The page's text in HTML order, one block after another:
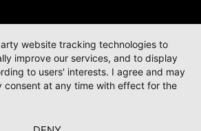
website tracking technologies to
improve our services, and to display
to users' interests. I agree and may
consent at any time with effect for the